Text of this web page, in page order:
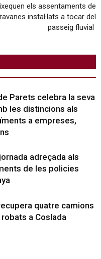
els assentaments de
instal·lats a tocar del
passeig fluvial
Parets celebra la seva
les distincions als
a empreses,
adreçada als
de les policies
quatre camions
a Coslada